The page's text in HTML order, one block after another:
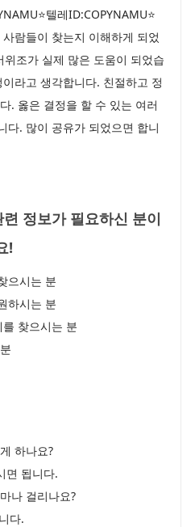
텔레ID:COPYNAMU⭐
람들이 찾는지 이해하게 되었
조가 실제 많은 도움이 되었습
라고 생각합니다. 친절하고 정
. 옳은 결정을 할 수 있는 여러
다. 많이 공유가 되었으면 합니
정보가 필요하신 분이
!
으시는 분
하시는 분
를 찾으시는 분
하나요?
면 됩니다.
나 걸리나요?
다.